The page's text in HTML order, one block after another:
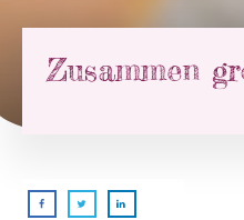
Zusammen